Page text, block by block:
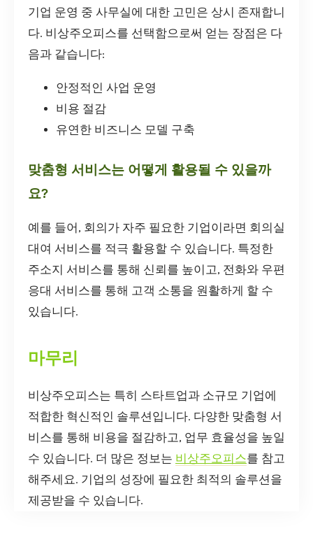
기업 운영 중 사무실에 대한 고민은 상시 존재합니
다. 비상주오피스를 선택함으로써 얻는 장점은 다
음과 같습니다:
안정적인 사업 운영
비용 절감
유연한 비즈니스 모델 구축
맞춤형 서비스는 어떻게 활용될 수 있을까
요?
예를 들어, 회의가 자주 필요한 기업이라면 회의실
대여 서비스를 적극 활용할 수 있습니다. 특정한
주소지 서비스를 통해 신뢰를 높이고, 전화와 우편
응대 서비스를 통해 고객 소통을 원활하게 할 수
있습니다.
마무리
비상주오피스는 특히 스타트업과 소규모 기업에
적합한 혁신적인 솔루션입니다. 다양한 맞춤형 서
비스를 통해 비용을 절감하고, 업무 효율성을 높일
수 있습니다. 더 많은 정보는 비상주오피스를 참고
해주세요. 기업의 성장에 필요한 최적의 솔루션을
제공받을 수 있습니다.